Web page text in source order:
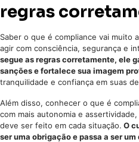
regras
Saber o que é compliance vai muito
agir com consciência, segurança e
segue as regras corretamente, ele
sanções e fortalece sua imagem
tranquilidade e confiança em suas
Além disso, conhecer o que é
com mais autonomia e
deve ser feito em cada situação. O
ser uma obrigação e passa a ser